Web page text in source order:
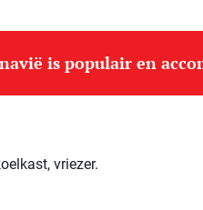
is populair en
vriezer.